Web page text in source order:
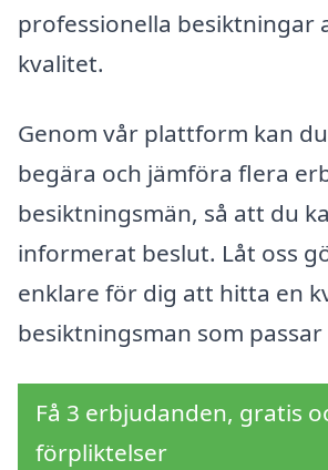
professionella besiktningar
kvalitet.
Genom vår plattform kan
begära och jämföra flera
besiktningsmän, så att du
informerat beslut. Låt oss
enklare för dig att hitta en
besiktningsman som
Få 3 erbjudanden, gratis
förpliktelser